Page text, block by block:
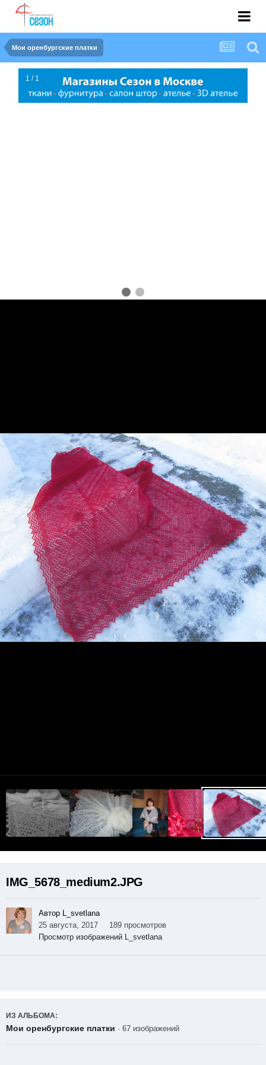
Мои оренбургские платки
1 / 1
IMG_5678_medium2.JPG
Автор L_svetlana
25 августа, 2017
189 просмотров
Просмотр изображений L_svetlana
ИЗ АЛЬБОМА:
Мои оренбургские платки · 67 изображений